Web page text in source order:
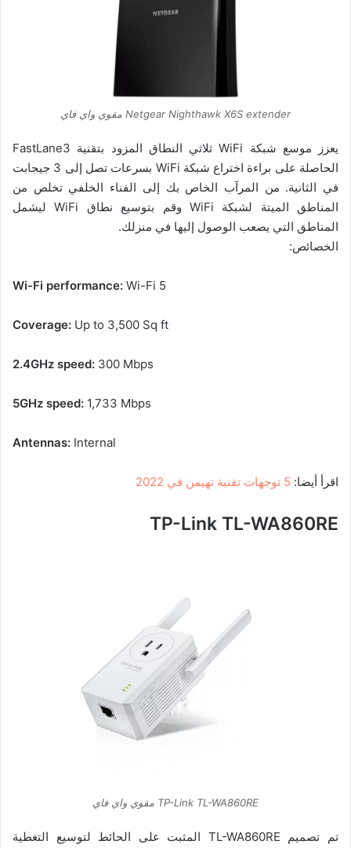
Netgear Nighthawk X6S extender مقوي واي فاي
يعزز موسع شبكة WiFi ثلاثي النطاق المزود بتقنية FastLane3
الحاصلة على براءة اختراع شبكة WiFi بسرعات تصل إلى 3 جيجابت
في الثانية. من المرآب الخاص بك إلى الفناء الخلفي تخلص من
المناطق الميتة لشبكة WiFi وقم بتوسيع نطاق WiFi ليشمل
المناطق التي يصعب الوصول إليها في منزلك.
الخصائص:
Wi-Fi performance: Wi-Fi 5
Coverage: Up to 3,500 Sq ft
2.4GHz speed: 300 Mbps
5GHz speed: 1,733 Mbps
Antennas: Internal
اقرأ أيضا: 5 توجهات تقنية تهيمن في 2022
TP-Link TL-WA860RE
TP-Link TL-WA860RE مقوي واي فاي
تم تصميم TL-WA860RE المثبت على الحائط لتوسيع التغطية